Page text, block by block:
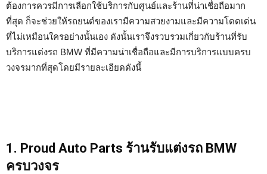
ต้องการควรมีการเลือกใช้บริการกับศูนย์และร้านที่น่าเชื่อถือมาก
ที่สุด ก็จะช่วยให้รถยนต์ของเรามีความสวยงามและมีความโดดเด่น
ที่ไม่เหมือนใครอย่างนั้นเอง ดังนั้นเราจึงรวบรวมเกี่ยวกับร้านที่รับ
บริการแต่งรถ BMW ที่มีความน่าเชื่อถือและมีการบริการแบบครบ
วงจรมากที่สุดโดยมีรายละเอียดดังนี้
1. Proud Auto Parts ร้านรับแต่งรถ BMW
ครบวงจร